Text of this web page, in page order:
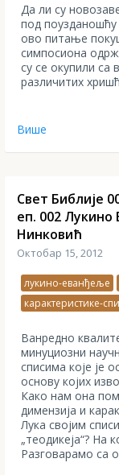
Да ли су
под
ово питање
симпосиона
су се окупили са
различитих
Више
Свет Библије
еп. 002
Нинковић
Октобар 15, 2012
лукино-еванђеље
карактеристике-
Ванредно
минуциозни
списима које је
основу којих
Како нам она
димензија и
Лука својим
„теодикеја“? На
Разговарамо са